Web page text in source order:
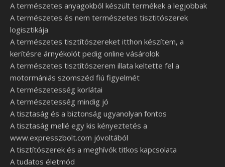
A természetes anyagokból készült termékek a legjobbak
A természetes és nem természetes tisztitószerek
logisztikája
A természetes tisztítószereket itthon készítem, a
kerítésre árnyékolót pedig online vásárolok
A természetes tisztítószerem illata keltette fel a
motormániás szomszéd fiú figyelmét
A természetesség korlátai
A természetesség mindig jó
A tisztaság és a biztonság ugyanolyan fontos
A tisztaság mellé egy kis kényeztetés a
www.expresszbolt.com jóvoltából
A tisztítószerek és a meghívók titkos kapcsolata
A tudatos életmód